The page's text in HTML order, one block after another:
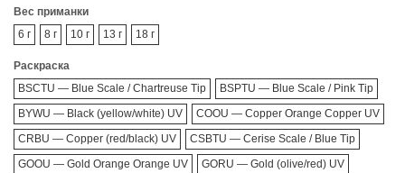
Вес приманки
6 г
8 г 10 г 13 г 18 г
Раскраска
BSCTU — Blue Scale / Chartreuse Tip
BSPTU — Blue Scale / Pink Tip
BYWU — Black (yellow/white) UV
COOU — Copper Orange Copper UV
CRBU — Copper (red/black) UV
CSBTU — Cerise Scale / Blue Tip
GOOU — Gold Orange Orange UV
GORU — Gold (olive/red) UV